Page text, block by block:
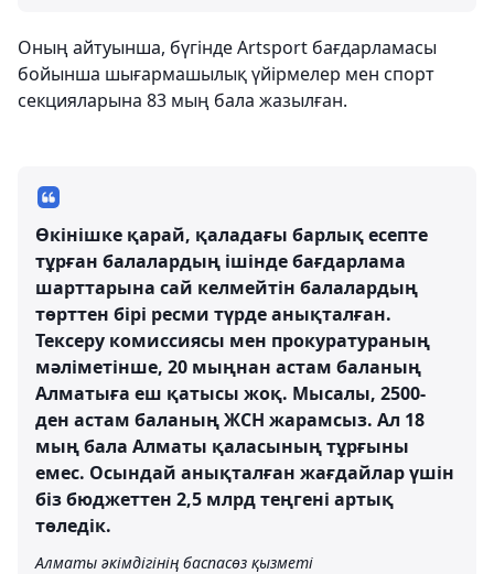
Оның айтуынша, бүгінде Artsport бағдарламасы
бойынша шығармашылық үйірмелер мен спорт
секцияларына 83 мың бала жазылған.
Өкінішке қарай, қаладағы барлық есепте
тұрған балалардың ішінде бағдарлама
шарттарына сай келмейтін балалардың
төрттен бірі ресми түрде анықталған.
Тексеру комиссиясы мен прокуратураның
мәліметінше, 20 мыңнан астам баланың
Алматыға еш қатысы жоқ. Мысалы, 2500-
ден астам баланың ЖСН жарамсыз. Ал 18
мың бала Алматы қаласының тұрғыны
емес. Осындай анықталған жағдайлар үшін
біз бюджеттен 2,5 млрд теңгені артық
төледік.
Алматы әкімдігінің баспасөз қызметі